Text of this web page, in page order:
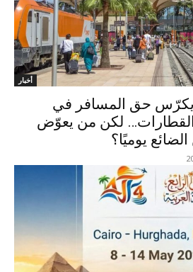
أخبار
حق المسافر في
القطارات… لكن من يعوّض
يوميًا؟